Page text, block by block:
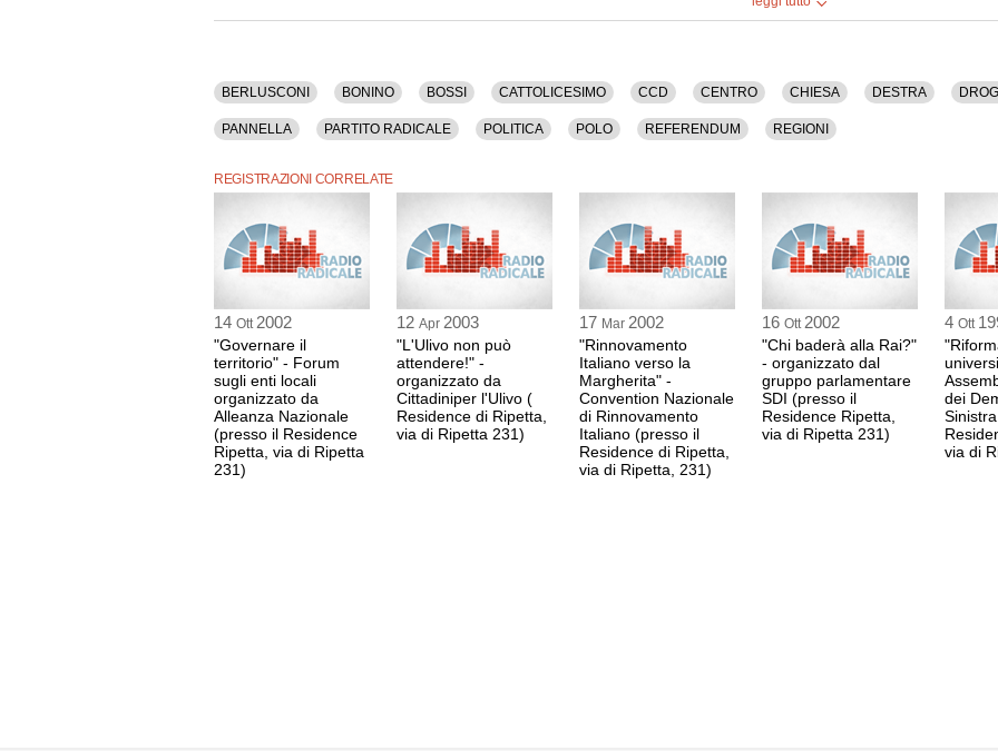
riprende
MARCO FOLLINI
CCD
1:51 Durata: 3 min
CCD
1:54 Durata: 10 min
MARISA FAGÀ
CCD
2:04 Durata: 10 min
BERLUSCONI BONINO BOSSI CATTOLICESIMO CCD CENTRO CHIESA DESTRA
PANNELLA PARTITO RADICALE POLITICA POLO REFERENDUM REGIONI
REGISTRAZIONI CORRELATE
14 Ott 2002
"Governare il
territorio" - Forum
sugli enti locali
organizzato da
Alleanza Nazionale
(presso il Residence
Ripetta, via di Ripetta
231)
12 Apr 2003
"L'Ulivo non può
attendere!" -
organizzato da
Cittadiniper l'Ulivo (
Residence di Ripetta,
via di Ripetta 231)
17 Mar 2002
"Rinnovamento
Italiano verso la
Margherita" -
Convention Nazionale
di Rinnovamento
Italiano (presso il
Residence di Ripetta,
via di Ripetta, 231)
16 Ott 2002
"Chi baderà alla Rai?"
- organizzato dal
gruppo parlamentare
SDI (presso il
Residence Ripetta,
via di Ripetta 231)
4 Ott
dei
via di